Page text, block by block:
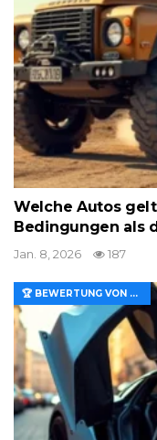
Welche Autos
Bedingungen als
Jan. 8, 2026 187
🏆 BEWERTUNG VON MERKMALEN UND WERT